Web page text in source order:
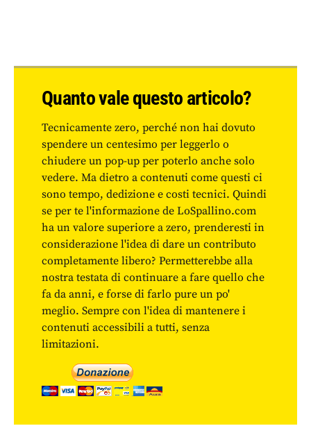
Quanto vale questo articolo?
Tecnicamente zero, perché non hai dovuto
spendere un centesimo per leggerlo o
chiudere un pop-up per poterlo anche solo
vedere. Ma dietro a contenuti come questi ci
sono tempo, dedizione e costi tecnici. Quindi
se per te l'informazione de LoSpallino.com
ha un valore superiore a zero, prenderesti in
considerazione l'idea di dare un contributo
completamente libero? Permetterebbe alla
nostra testata di continuare a fare quello che
fa da anni, e forse di farlo pure un po'
meglio. Sempre con l'idea di mantenere i
contenuti accessibili a tutti, senza
limitazioni.